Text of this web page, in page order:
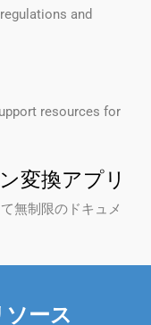
and
resources for
変換アプリ
無制限のドキュメ
ース